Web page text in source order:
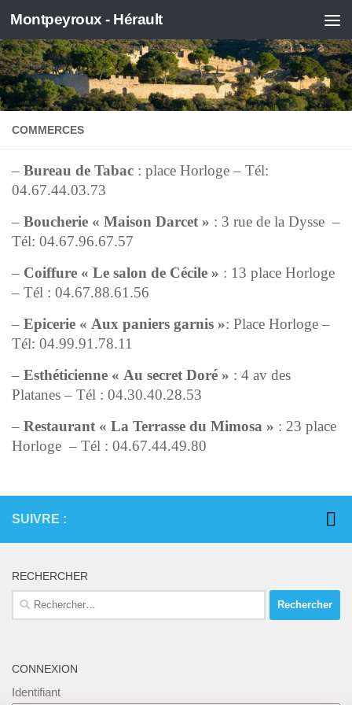
Skip to content
Montpeyroux - Hérault
COMMERCES
– Bureau de Tabac : place Horloge – Tél:
04.67.44.03.73
– Boucherie « Maison Darcet » : 3 rue de la Dysse –
Tél: 04.67.96.67.57
– Coiffure « Le salon de Cécile » : 13 place Horloge
– Tél : 04.67.88.61.56
– Epicerie « Aux paniers garnis »: Place Horloge –
Tél: 04.99.91.78.11
– Esthéticienne « Au secret Doré » : 4 av des
Platanes – Tél : 04.30.40.28.53
– Restaurant « La Terrasse du Mimosa » : 23 place
Horloge – Tél : 04.67.44.49.80
SUIVRE :
RECHERCHER
Rechercher :
CONNEXION
Identifiant